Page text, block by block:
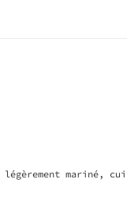
mariné,